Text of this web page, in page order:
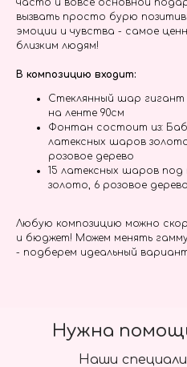
часто и вовсе основной
вызвать просто бурю
эмоции и чувства - самое
близким людям!
В композицию входит:
Стеклянный шар гигант
на ленте 90см
Фонтан состоит из:
латексных шаров
розовое дерево
15 латексных шаров
золото, 6 розовое дерево
Любую композицию можно
и бюджет! Можем менять
- подберем идеальный
Наши
Нужна